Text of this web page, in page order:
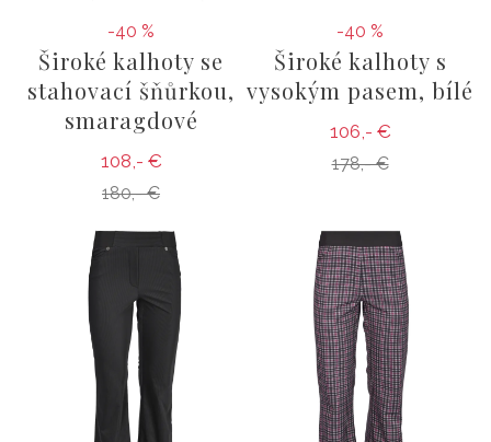
-40 %
Široké kalhoty se
stahovací šňůrkou,
smaragdové
108,- €
180,- €
-40 %
Široké kalhoty s
vysokým pasem, bílé
106,- €
178,- €